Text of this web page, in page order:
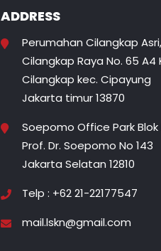
ADDRESS
Perumahan Cilangkap
Cilangkap Raya No. 65 A4
Cilangkap kec. Cipayung
Jakarta timur 13870
Soepomo Office Park Blok
Prof. Dr. Soepomo No 143
Jakarta Selatan 12810
Telp : +62 21-22177547
mail.lskn@gmail.com